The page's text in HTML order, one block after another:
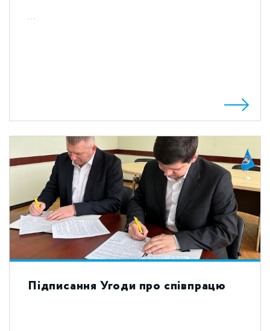
...
Підписання Угоди про співпрацю